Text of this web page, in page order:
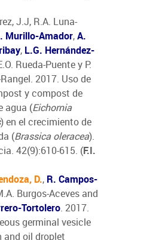
J.J, R.A. Luna-
Murillo-Amador,A.
, L.G. Hernández-
Rueda-Puente y P.
2017. Uso de
y compost de
agua (Eichornia
) en el crecimiento de
(Brassica oleracea).
42(9):610-615. (F.I.
D., R. Campos-
Burgos-Aceves and
Tortolero. 2017.
germinal vesicle
and oil droplet